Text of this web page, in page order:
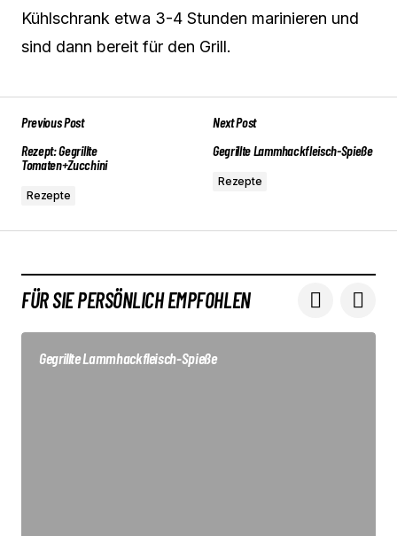
Kühlschrank etwa 3-4 Stunden marinieren und
sind dann bereit für den Grill.
Previous Post
Rezept: Gegrillte
Tomaten+Zucchini
Rezepte
Next Post
Gegrillte Lammhackfleisch-Spieße
Rezepte
FÜR SIE PERSÖNLICH EMPFOHLEN
Gegrillte Lammhackfleisch-Spieße